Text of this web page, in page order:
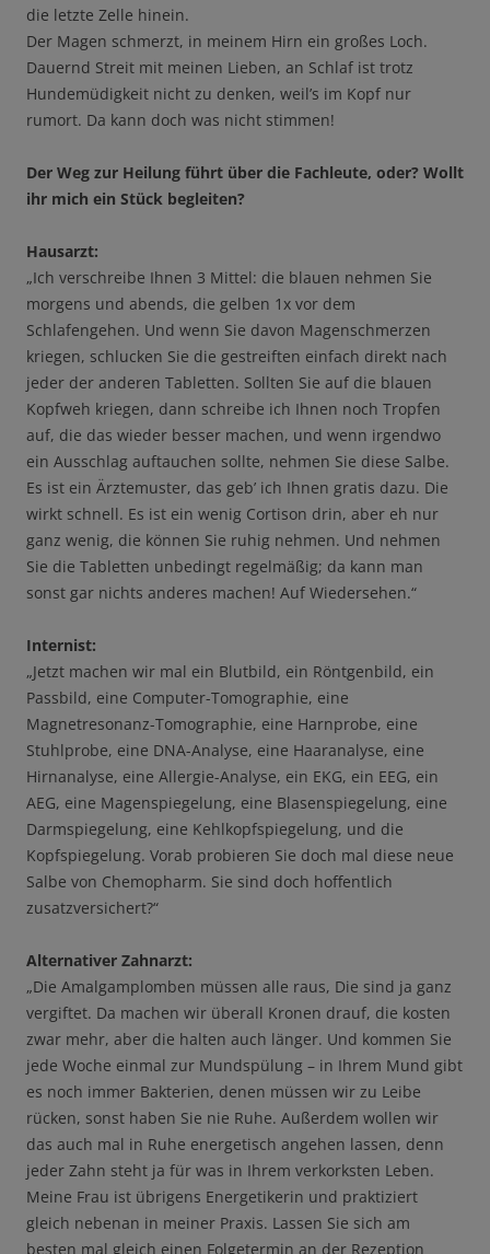
die letzte Zelle hinein.
Der Magen schmerzt, in meinem Hirn ein großes Loch.
Dauernd Streit mit meinen Lieben, an Schlaf ist trotz
Hundemüdigkeit nicht zu denken, weil’s im Kopf nur
rumort. Da kann doch was nicht stimmen!
Der Weg zur Heilung führt über die Fachleute, oder? Wollt
ihr mich ein Stück begleiten?
Hausarzt:
„Ich verschreibe Ihnen 3 Mittel: die blauen nehmen Sie
morgens und abends, die gelben 1x vor dem
Schlafengehen. Und wenn Sie davon Magenschmerzen
kriegen, schlucken Sie die gestreiften einfach direkt nach
jeder der anderen Tabletten. Sollten Sie auf die blauen
Kopfweh kriegen, dann schreibe ich Ihnen noch Tropfen
auf, die das wieder besser machen, und wenn irgendwo
ein Ausschlag auftauchen sollte, nehmen Sie diese Salbe.
Es ist ein Ärztemuster, das geb’ ich Ihnen gratis dazu. Die
wirkt schnell. Es ist ein wenig Cortison drin, aber eh nur
ganz wenig, die können Sie ruhig nehmen. Und nehmen
Sie die Tabletten unbedingt regelmäßig; da kann man
sonst gar nichts anderes machen! Auf Wiedersehen.“
Internist:
„Jetzt machen wir mal ein Blutbild, ein Röntgenbild, ein
Passbild, eine Computer-Tomographie, eine
Magnetresonanz-Tomographie, eine Harnprobe, eine
Stuhlprobe, eine DNA-Analyse, eine Haaranalyse, eine
Hirnanalyse, eine Allergie-Analyse, ein EKG, ein EEG, ein
AEG, eine Magenspiegelung, eine Blasenspiegelung, eine
Darmspiegelung, eine Kehlkopfspiegelung, und die
Kopfspiegelung. Vorab probieren Sie doch mal diese neue
Salbe von Chemopharm. Sie sind doch hoffentlich
zusatzversichert?“
Alternativer Zahnarzt:
„Die Amalgamplomben müssen alle raus, Die sind ja ganz
vergiftet. Da machen wir überall Kronen drauf, die kosten
zwar mehr, aber die halten auch länger. Und kommen Sie
jede Woche einmal zur Mundspülung – in Ihrem Mund gibt
es noch immer Bakterien, denen müssen wir zu Leibe
rücken, sonst haben Sie nie Ruhe. Außerdem wollen wir
das auch mal in Ruhe energetisch angehen lassen, denn
jeder Zahn steht ja für was in Ihrem verkorksten Leben.
Meine Frau ist übrigens Energetikerin und praktiziert
gleich nebenan in meiner Praxis. Lassen Sie sich am
besten mal gleich einen Folgetermin an der Rezeption